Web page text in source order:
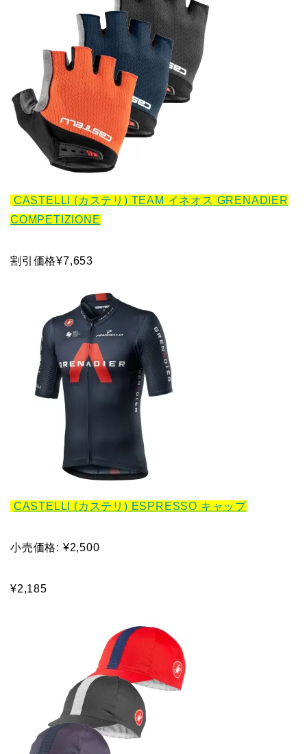
CASTELLI (カステリ) TEAM イネオス GRENADIER
COMPETIZIONE
割引価格¥7,653
CASTELLI (カステリ) ESPRESSO キャップ
小売価格: ¥2,500
¥2,185